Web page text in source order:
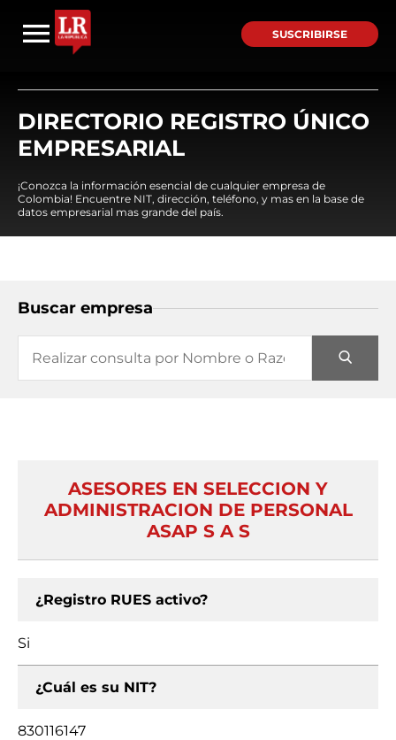
SUSCRIBIRSE
DIRECTORIO REGISTRO ÚNICO
EMPRESARIAL
¡Conozca la información esencial de cualquier empresa de
Colombia! Encuentre NIT, dirección, teléfono, y mas en la base de
datos empresarial mas grande del país.
Buscar empresa
ASESORES EN SELECCION Y
ADMINISTRACION DE PERSONAL
ASAP S A S
¿Registro RUES activo?
Si
¿Cuál es su NIT?
830116147